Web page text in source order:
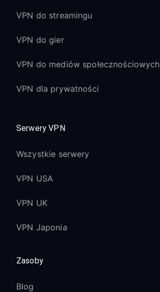
VPN do streamingu
VPN do gier
VPN do mediów społecznościowych
VPN dla prywatności
Serwery VPN
Wszystkie serwery
VPN USA
VPN UK
VPN Japonia
Zasoby
Blog